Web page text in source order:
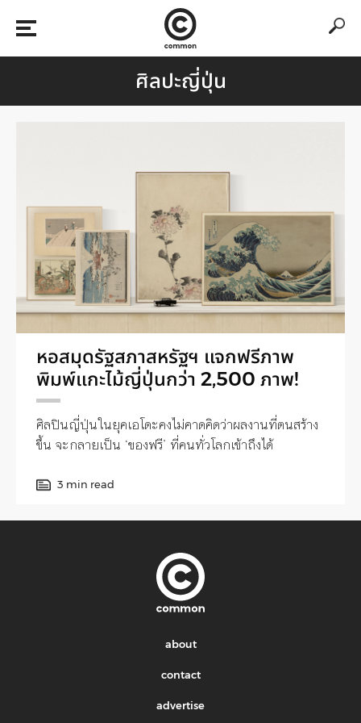
ศิลปะญี่ปุ่น
หอสมุดรัฐสภาสหรัฐฯ แจกฟรีภาพ
พิมพ์แกะไม้ญี่ปุ่นกว่า 2,500 ภาพ!
ศิลปินญี่ปุ่นในยุคเอโดะคงไม่คาดคิดว่าผลงานที่ตนสร้าง
ขึ้น จะกลายเป็น ‘ของฟรี’ ที่คนทั่วโลกเข้าถึงได้
3 min read
about
contact
advertise